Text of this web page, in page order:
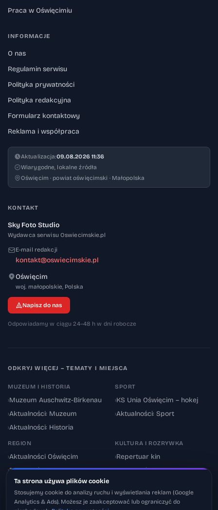
Praca w Oświęcimiu
INFORMACJE
O nas
Regulamin serwisu
Polityka prywatności
Polityka redakcyjna
Formularz kontaktowy
Reklama i współpraca
Aktualizacja:09.08.2026 11:36
Wiarygodne, lokalne źródła
Oświęcim · powiat oświęcimski · Małopolska
KONTAKT
Sky Foto Studio
Wydawca serwisu Oswiecimskie.pl
E-mail redakcji
kontakt@oswiecimskie.pl
Oświęcim
woj. małopolskie, 32-600
Polska
Napisz do nas
Odpowiadamy w ciągu 24–48 h w dni robocze
ODKRYJ WIĘCEJ – TEMATY I MIEJSCA
MUZEUM I HISTORIA
›Muzeum Auschwitz-Birkenau
›Aktualności: Muzeum
›Aktualności: Historia
SPORT
›KS Unia Oświęcim – hokej
›Aktualności: Sport
REGION
›Aktualności Oświęcim
›Powiat oświęcimski
Utrudnienia drogowe
KULTURA I ROZRYWKA
›Repertuar kin
›Aktualności: Kultura
Ta strona używa plików cookie
Stosujemy cookie do analizy ruchu i wyświetlania reklam (Google
Analytics & Ads). Możesz je zaakceptować lub ograniczyć do